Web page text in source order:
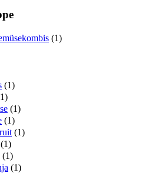
(1)
(1)
(1)
(1)
(1)
(1)
(1)
(1)